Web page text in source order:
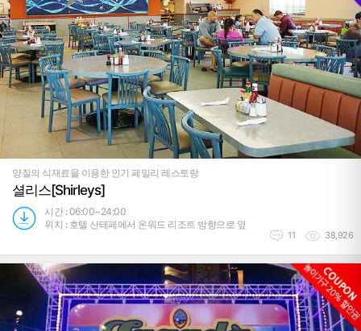
양질의 식재료을 이용한 인기 페밀리 레스토랑
셜리스[Shirleys]
시간 : 06:00~24:00
위치 : 호텔 산테페에서 온워드 리조트 방향으로 옆
11 38,926